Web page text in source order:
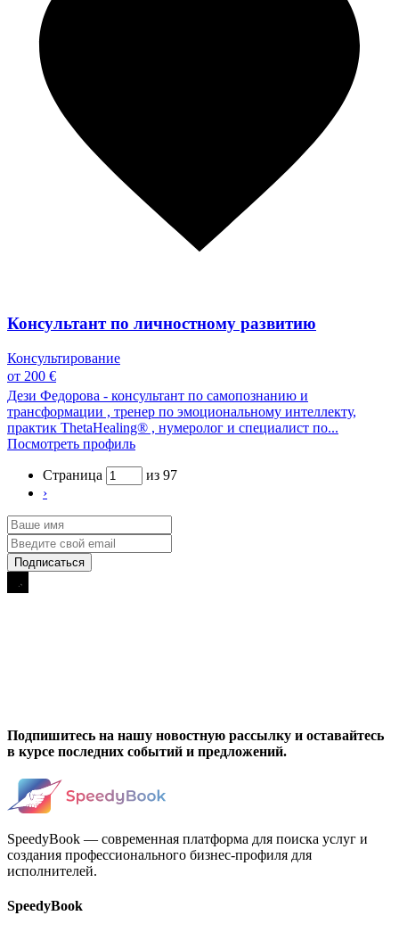
Консультант по личностному развитию
Консультирование
от 200 €
Дези Федорова - консультант по самопознанию и
трансформации , тренер по эмоциональному интеллекту,
практик ThetaHealing® , нумеролог и специалист по...
Посмотреть профиль
Страница
из 97
›
Подпишитесь на нашу новостную рассылку и оставайтесь
в курсе последних событий и предложений.
SpeedyBook — современная платформа для поиска услуг и
создания профессионального бизнес-профиля для
исполнителей.
SpeedyBook